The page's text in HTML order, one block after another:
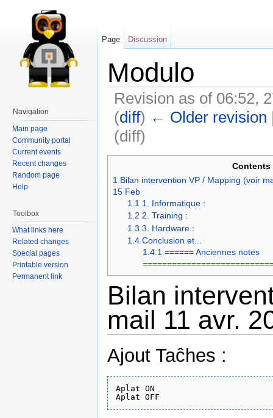
Modulo
Revision as of 06:52,
(diff) ← Older revision
(diff)
Contents
1 Bilan intervention VP / Mapping (voir
15 Feb
1.1 1. Informatique :
1.2 2. Training :
1.3 3. Hardware :
1.4 Conclusion et...
1.4.1 ====== Anciennes notes
Bilan
mail 11 avr.
Ajout Taĉhes :
Aplat ON
Page Discussion
Navigation
Main page
Community portal
Current events
Recent changes
Random page
Help
Toolbox
What links here
Related changes
Special pages
Printable version
Permanent link